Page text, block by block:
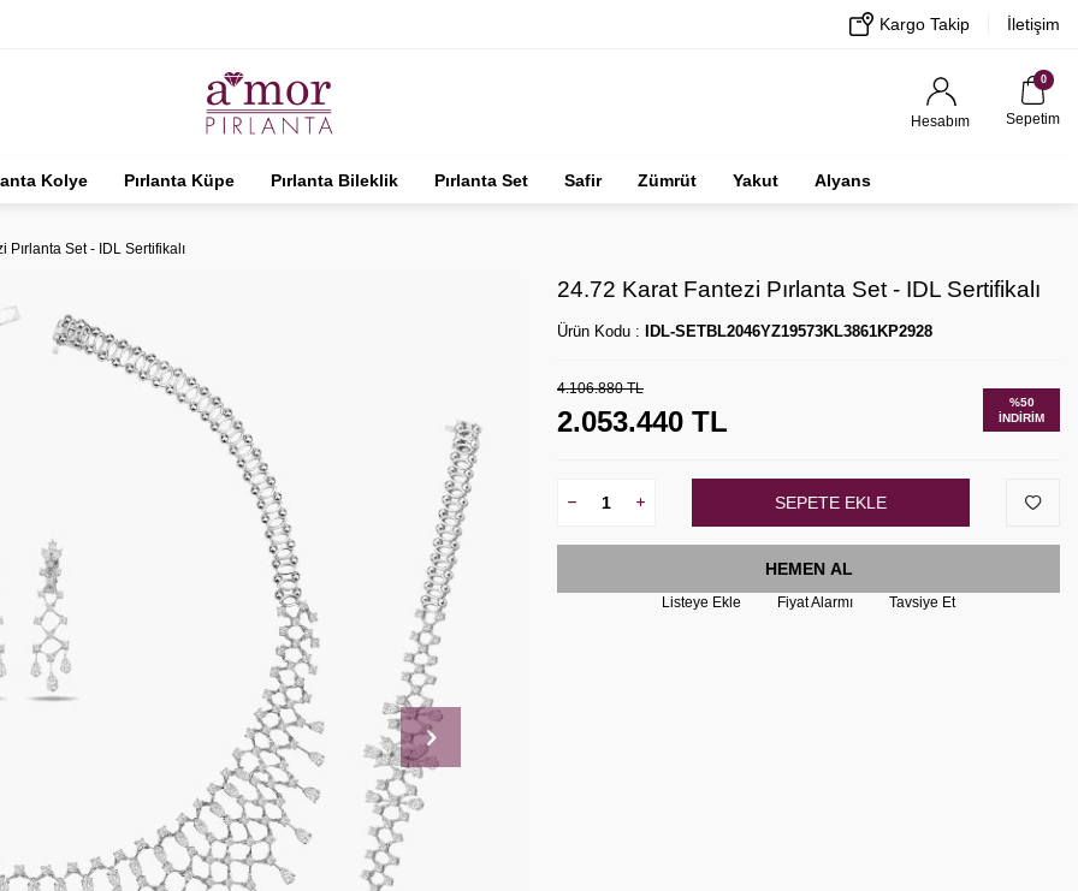
Kargo Takip İletişim
Hesabım
0
Sepetim
Kolye Pırlanta Küpe Pırlanta Bileklik Pırlanta Set Safir Zümrüt Yakut Alyans
Pırlanta Set - IDL Sertifikalı
24.72 Karat Fantezi Pırlanta Set - IDL Sertifikalı
Ürün Kodu : IDL-SETBL2046YZ19573KL3861KP2928
4.106.880TL
2.053.440 TL
%50
İNDIRIM
SEPETE EKLE
HEMEN AL
Listeye Ekle Fiyat Alarmı Tavsiye Et